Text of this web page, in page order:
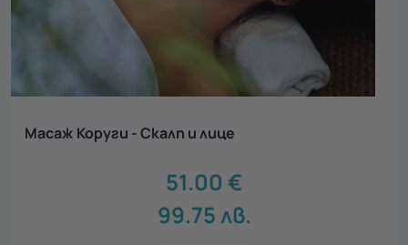
Масаж Коруги - Скалп и лице
51.00 €
99.75лв.